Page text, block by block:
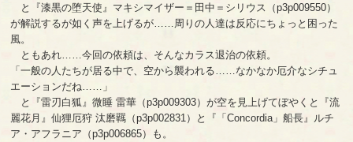
と『漆黒の堕天使』マキシマイザー＝田中＝シリウス（p3p009550）
が解説するが如く声を上げるが……周りの人達は反応にちょっと困った
風。
ともあれ……今回の依頼は、そんなカラス退治の依頼。
「一般の人たちが居る中で、空から襲われる……なかなか厄介なシチュ
エーションだね……」
と『雷刃白狐』微睡 雷華（p3p009303）が空を見上げてぼやくと『流
麗花月』仙狸厄狩 汰磨羈（p3p002831）と『「Concordia」船長』ルチ
ア・アフラニア（p3p006865）も。